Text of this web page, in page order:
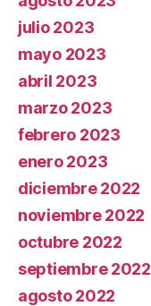
julio 2023
mayo 2023
abril 2023
marzo 2023
febrero 2023
enero 2023
diciembre 2022
noviembre 2022
octubre 2022
septiembre 2022
agosto 2022